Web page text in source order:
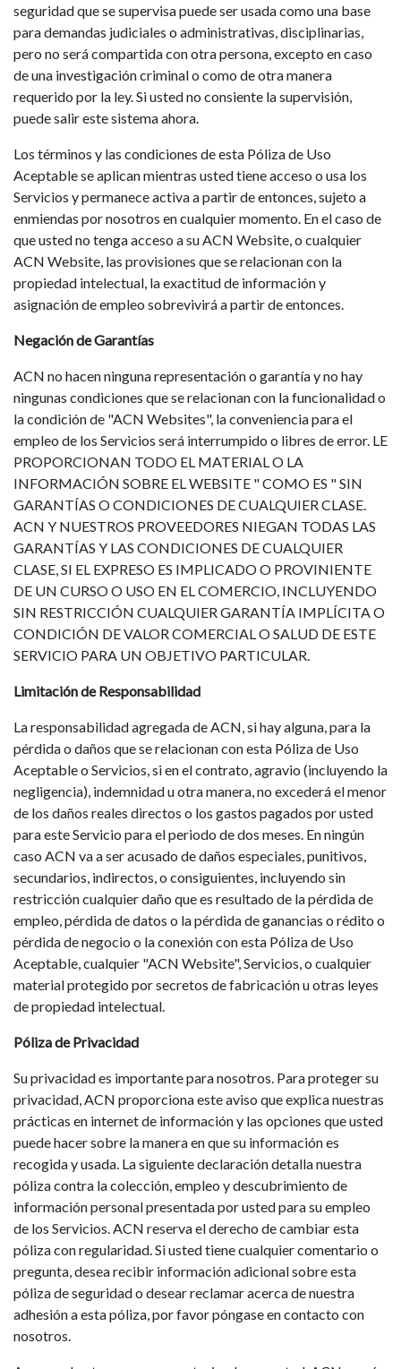
seguridad que se supervisa puede ser usada como una base
para demandas judiciales o administrativas, disciplinarias,
pero no será compartida con otra persona, excepto en caso
de una investigación criminal o como de otra manera
requerido por la ley. Si usted no consiente la supervisión,
puede salir este sistema ahora.
Los términos y las condiciones de esta Póliza de Uso
Aceptable se aplican mientras usted tiene acceso o usa los
Servicios y permanece activa a partir de entonces, sujeto a
enmiendas por nosotros en cualquier momento. En el caso de
que usted no tenga acceso a su ACN Website, o cualquier
ACN Website, las provisiones que se relacionan con la
propiedad intelectual, la exactitud de información y
asignación de empleo sobrevivirá a partir de entonces.
Negación de Garantías
ACN no hacen ninguna representación o garantía y no hay
ningunas condiciones que se relacionan con la funcionalidad o
la condición de "ACN Websites", la conveniencia para el
empleo de los Servicios será interrumpido o libres de error. LE
PROPORCIONAN TODO EL MATERIAL O LA
INFORMACIÓN SOBRE EL WEBSITE " COMO ES " SIN
GARANTÍAS O CONDICIONES DE CUALQUIER CLASE.
ACN Y NUESTROS PROVEEDORES NIEGAN TODAS LAS
GARANTÍAS Y LAS CONDICIONES DE CUALQUIER
CLASE, SI EL EXPRESO ES IMPLICADO O PROVINIENTE
DE UN CURSO O USO EN EL COMERCIO, INCLUYENDO
SIN RESTRICCIÓN CUALQUIER GARANTÍA IMPLÍCITA O
CONDICIÓN DE VALOR COMERCIAL O SALUD DE ESTE
SERVICIO PARA UN OBJETIVO PARTICULAR.
Limitación de Responsabilidad
La responsabilidad agregada de ACN, si hay alguna, para la
pérdida o daños que se relacionan con esta Póliza de Uso
Aceptable o Servicios, si en el contrato, agravio (incluyendo la
negligencia), indemnidad u otra manera, no excederá el menor
de los daños reales directos o los gastos pagados por usted
para este Servicio para el periodo de dos meses. En ningún
caso ACN va a ser acusado de daños especiales, punitivos,
secundarios, indirectos, o consiguientes, incluyendo sin
restricción cualquier daño que es resultado de la pérdida de
empleo, pérdida de datos o la pérdida de ganancias o rédito o
pérdida de negocio o la conexión con esta Póliza de Uso
Aceptable, cualquier "ACN Website", Servicios, o cualquier
material protegido por secretos de fabricación u otras leyes
de propiedad intelectual.
Póliza de Privacidad
Su privacidad es importante para nosotros. Para proteger su
privacidad, ACN proporciona este aviso que explica nuestras
prácticas en internet de información y las opciones que usted
puede hacer sobre la manera en que su información es
recogida y usada. La siguiente declaración detalla nuestra
póliza contra la colección, empleo y descubrimiento de
información personal presentada por usted para su empleo
de los Servicios. ACN reserva el derecho de cambiar esta
póliza con regularidad. Si usted tiene cualquier comentario o
pregunta, desea recibir información adicional sobre esta
póliza de seguridad o desear reclamar acerca de nuestra
adhesión a esta póliza, por favor póngase en contacto con
nosotros.